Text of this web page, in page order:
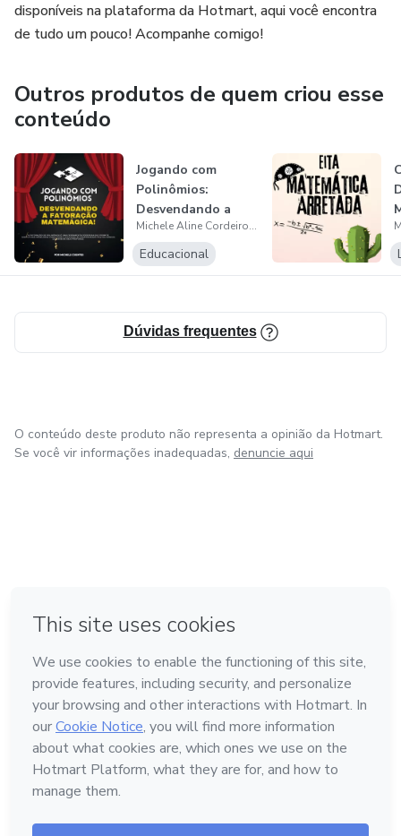
disponíveis na plataforma da Hotmart, aqui você encontra
de tudo um pouco! Acompanhe comigo!
Outros produtos de quem criou esse
conteúdo
Jogando com
Polinômios:
Desvendando a
Fatoração
Matemágica
Michele Aline Cordeiro de Sousa
Educacional
Dúvidas frequentes
O conteúdo deste produto não representa a opinião da Hotmart.
Se você vir informações inadequadas, denuncie aqui
Feito com ❤ em Bogotá
Conheça a Hotmart
Idioma
Português